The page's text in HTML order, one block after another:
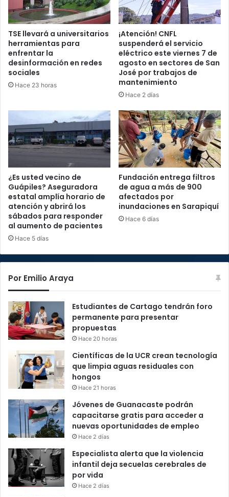
TSE llevará a universitarios
herramientas para
enfrentar la
desinformación en redes
sociales
Hace 23 horas
¡Atención! CNFL
suspenderá el servicio
eléctrico este viernes 7 de
agosto en sectores de San
José por trabajos de
mantenimiento
Hace 2 días
¿Es usted vecino de
Guápiles? Aseguradora
estatal amplía horario de
atención y abrirá los
sábados para responder
al aumento de pacientes
Hace 5 días
Fundación entrega filtros
de agua a más de 900
afectados por
inundaciones en Sarapiquí
Hace 6 días
Por Emilio Araya
Estudiantes de Cartago tendrán foro
permanente para presentar
propuestas
Hace 20 horas
Científicas de la UCR crean tecnología
que limpia aguas residuales con
hongos
Hace 21 horas
Jóvenes de Guanacaste podrán
capacitarse gratis para acceder a
nuevas oportunidades de empleo
Hace 2 días
Especialista alerta que la violencia
infantil deja secuelas cerebrales de
por vida
Hace 2 días